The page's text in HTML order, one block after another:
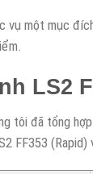
vụ một mục
LS2
tôi đã tổng
FF353 (Rapid)